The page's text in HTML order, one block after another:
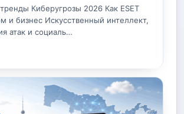
Киберугрозы 2026 Как ESET
и бизнес Искусственный интеллект,
атак и социаль…